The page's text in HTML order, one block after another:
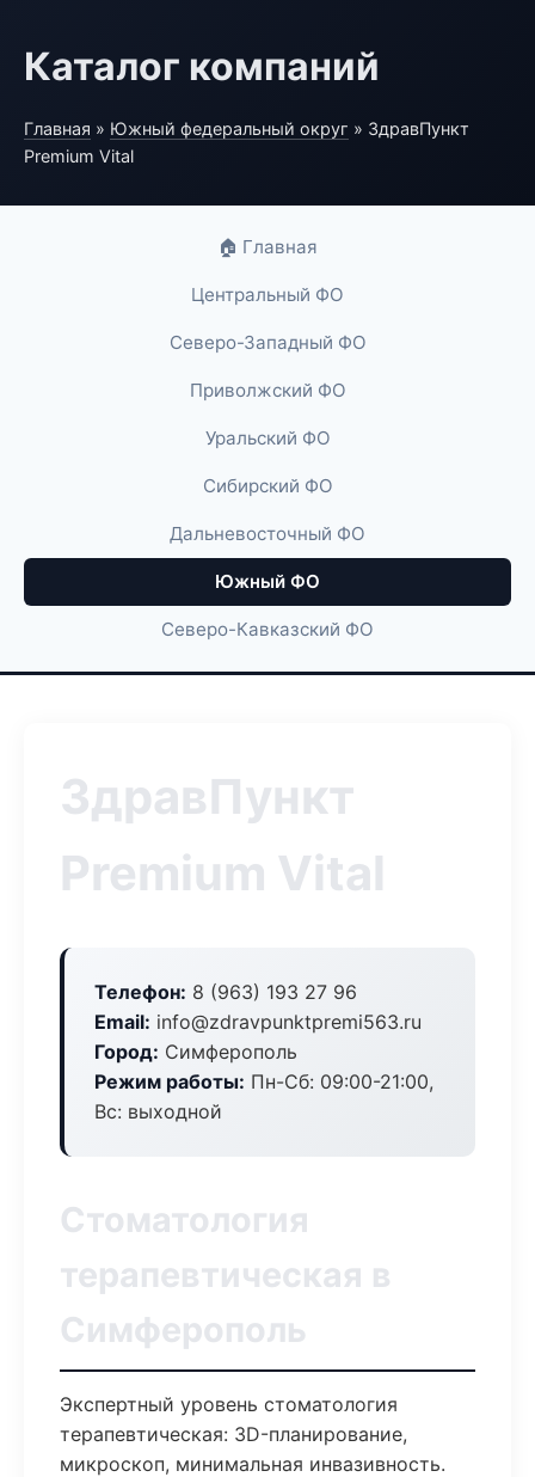
Каталог компаний
Главная » Южный федеральный округ » ЗдравПункт
Premium Vital
🏠 Главная
Центральный ФО
Северо-Западный ФО
Приволжский ФО
Уральский ФО
Сибирский ФО
Дальневосточный ФО
Южный ФО
Северо-Кавказский ФО
ЗдравПункт
Premium Vital
Телефон: 8 (963) 193 27 96
Email: info@zdravpunktpremi563.ru
Город: Симферополь
Режим работы: Пн-Сб: 09:00-21:00,
Вс: выходной
Стоматология
терапевтическая в
Симферополь
Экспертный уровень стоматология
терапевтическая: 3D-планирование,
микроскоп, минимальная инвазивность.